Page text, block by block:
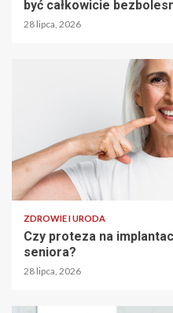
być całkowicie
28 lipca, 2026
ZDROWIE I URODA
Czy proteza na
seniora?
28 lipca, 2026